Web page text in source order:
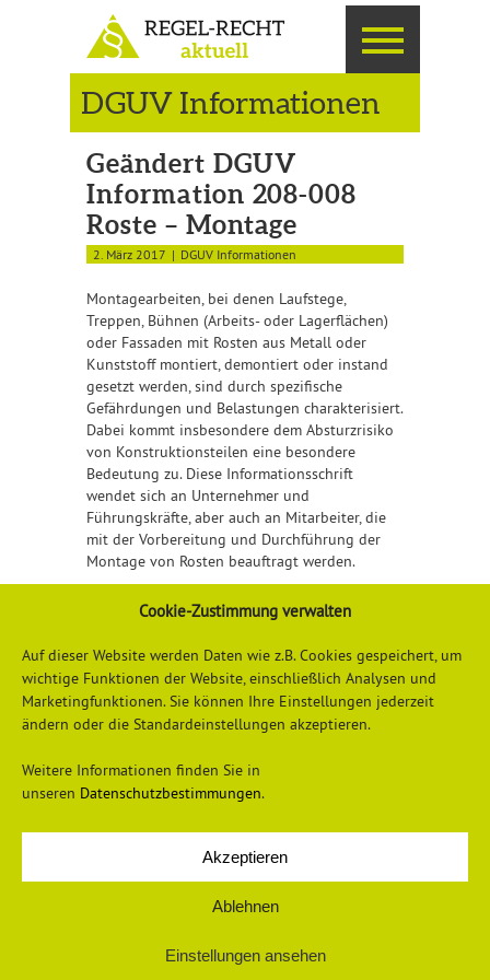
Cookie-Zustimmung verwalten
Auf dieser Website werden Daten wie z.B. Cookies gespeichert, um
wichtige Funktionen der Website, einschließlich Analysen und
Marketingfunktionen. Sie können Ihre Einstellungen jederzeit
ändern oder die Standardeinstellungen akzeptieren.
Weitere Informationen finden Sie in
unseren Datenschutzbestimmungen.
Akzeptieren
Ablehnen
Einstellungen ansehen
DGUV Informationen
Geändert DGUV
Information 208-008
Roste – Montage
2. März 2017 DGUV Informationen
Montagearbeiten, bei denen Laufstege,
Treppen, Bühnen (Arbeits- oder Lagerflächen)
oder Fassaden mit Rosten aus Metall oder
Kunststoff montiert, demontiert oder instand
gesetzt werden, sind durch spezifische
Gefährdungen und Belastungen charakterisiert.
Dabei kommt insbesondere dem Absturzrisiko
von Konstruktionsteilen eine besondere
Bedeutung zu. Diese Informationsschrift
wendet sich an Unternehmer und
Führungskräfte, aber auch an Mitarbeiter, die
mit der Vorbereitung und Durchführung der
Montage von Rosten beauftragt werden.
Detaillierte Informationen erhalten Sie
Datenschutzerklärung Impressum
© 2026 Universum Verlag